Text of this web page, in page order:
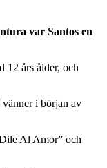
var Santos en
12 års ålder, och
vänner i början av
Al Amor” och